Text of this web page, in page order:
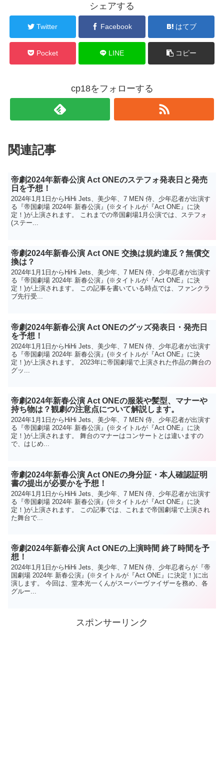
シェアする
Twitter Facebook はてブ
Pocket LINE コピー
cp18をフォローする
関連記事
帝劇2024年新春公演 Act ONEのステフォ発表日と発売
日を予想！
2024年1月1日からHiHi Jets、美少年、7 MEN 侍、少年忍者が出演す
る『帝国劇場 2024年 新春公演』(※タイトルが『Act ONE』に決
定！)が上演されます。 これまでの帝国劇場1月公演では、ステフォ
(ステー...
帝劇2024年新春公演 Act ONE 交換は規約違反？無償交
換は？
2024年1月1日からHiHi Jets、美少年、7 MEN 侍、少年忍者が出演す
る『帝国劇場 2024年 新春公演』(※タイトルが『Act ONE』に決
定！)が上演されます。 この記事を書いている時点では、ファンクラ
ブ先行受...
帝劇2024年新春公演 Act ONEのグッズ発表日・発売日
を予想！
2024年1月1日からHiHi Jets、美少年、7 MEN 侍、少年忍者が出演す
る『帝国劇場 2024年 新春公演』(※タイトルが『Act ONE』に決
定！)が上演されます。 2023年に帝国劇場で上演された作品の舞台の
グッ...
帝劇2024年新春公演 Act ONEの服装や髪型、マナーや
持ち物は？観劇の注意点について解説します。
2024年1月1日からHiHi Jets、美少年、7 MEN 侍、少年忍者が出演す
る『帝国劇場 2024年 新春公演』(※タイトルが『Act ONE』に決
定！)が上演されます。 舞台のマナーはコンサートとは違いますの
で、はじめ...
帝劇2024年新春公演 Act ONEの身分証・本人確認証明
書の提出が必要かを予想！
2024年1月1日からHiHi Jets、美少年、7 MEN 侍、少年忍者が出演す
る『帝国劇場 2024年 新春公演』(※タイトルが『Act ONE』に決
定！)が上演されます。 この記事では、これまで帝国劇場で上演され
た舞台で...
帝劇2024年新春公演 Act ONEの上演時間 終了時間を予
想！
2024年1月1日からHiHi Jets、美少年、7 MEN 侍、少年忍者らが『帝
国劇場 2024年 新春公演』(※タイトルが『Act ONE』に決定！)に出
演します。 今回は、堂本光一くんがスーパーヴァイザーを務め、各
グルー...
スポンサーリンク